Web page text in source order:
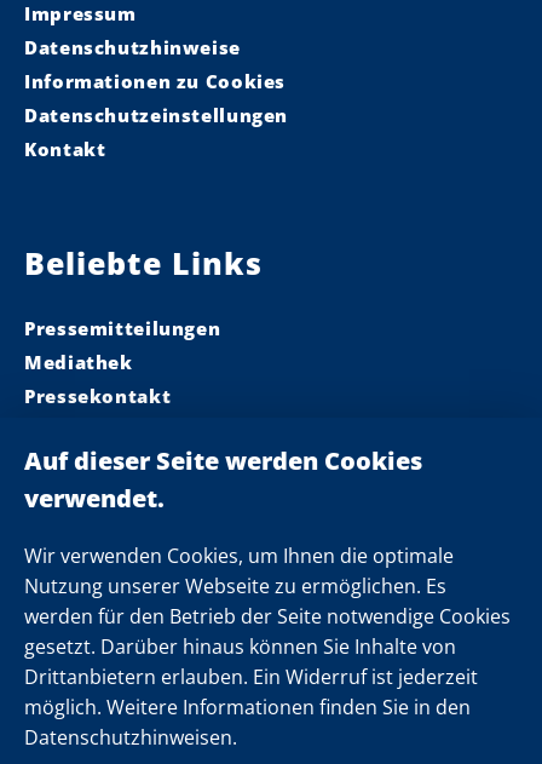
Wir verwenden Cookies, um Ihnen die optimale
Nutzung unserer Webseite zu ermöglichen. Es
werden für den Betrieb der Seite notwendige Cookies
gesetzt. Darüber hinaus können Sie Inhalte von
Drittanbietern erlauben. Ein Widerruf ist jederzeit
möglich. Weitere Informationen finden Sie in den
Datenschutzhinweisen.
Impressum
Datenschutzhinweise
Informationen zu Cookies
Datenschutzeinstellungen
Kontakt
Beliebte Links
Pressemitteilungen
Mediathek
Pressekontakt
Landeskabinett
Einsamkeit
Folgen Sie uns